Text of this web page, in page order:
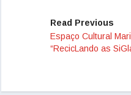
Read Previous
Espaço Cultural
“RecicLando as